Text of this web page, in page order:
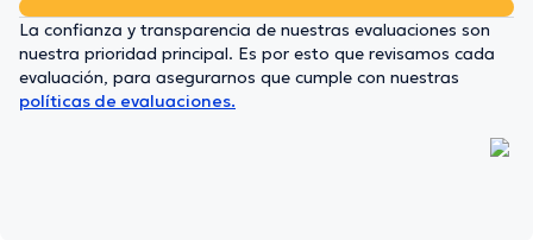
La confianza y transparencia de nuestras evaluaciones son
nuestra prioridad principal. Es por esto que revisamos cada
evaluación, para asegurarnos que cumple con nuestras
políticas de evaluaciones.